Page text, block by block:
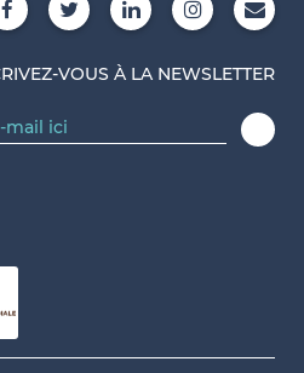
VOUS À LA NEWSLETTER